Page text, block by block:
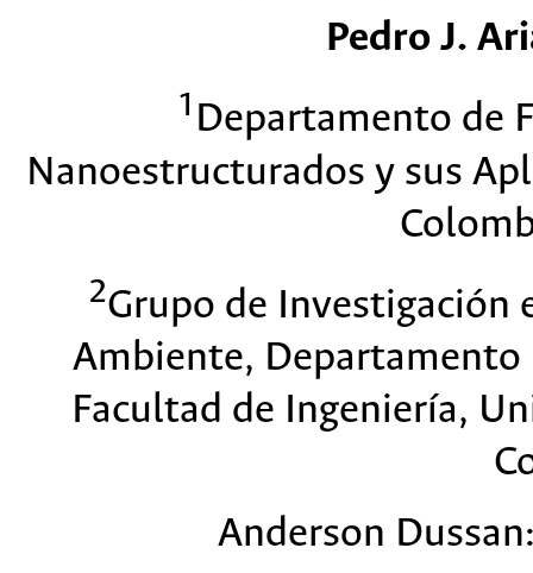
Pedro J.
1 Departamento de
Nanoestructurados y sus
2Grupo de Investigación
Ambiente,
Facultad de Ingeniería,
Anderson